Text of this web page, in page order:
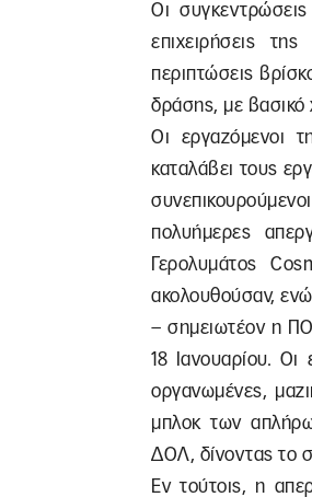
Οι
επιχειρήσεις
περιπτώσεις
δράσης, με βασικό
Οι εργαζόμενοι
καταλάβει τους
πολυήμερες
Γερολυμάτος
ακολουθούσαν,
– σημειωτέον η
18 Ιανουαρίου.
οργανωμένες,
μπλοκ των
ΔΟΛ, δίνοντας το
Εν τούτοις, η